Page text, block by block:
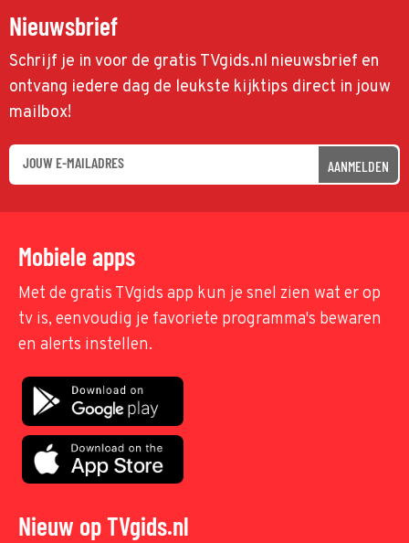
Nieuwsbrief
Schrijf je in voor de gratis TVgids.nl nieuwsbrief en
ontvang iedere dag de leukste kijktips direct in jouw
mailbox!
AANMELDEN
Mobiele apps
Met de gratis TVgids app kun je snel zien wat er op
tv is, eenvoudig je favoriete programma's bewaren
en alerts instellen.
Nieuw op TVgids.nl